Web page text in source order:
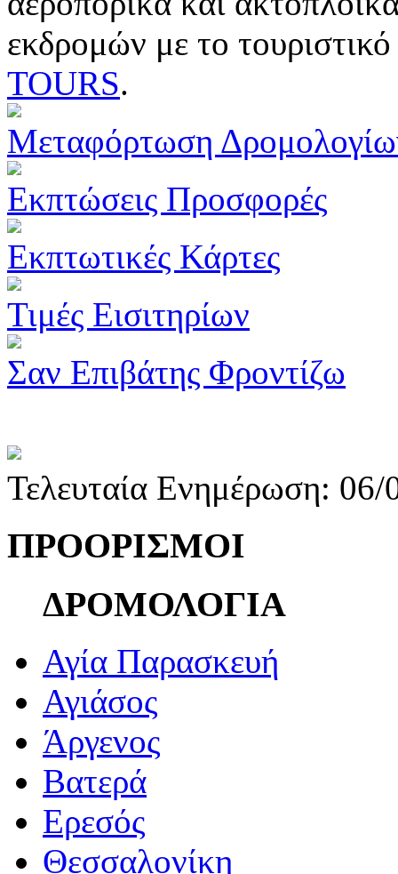
εκδρομών με το
TOURS.
Μεταφόρτωση
Εκπτώσεις Προσφορές
Εκπτωτικές Κάρτες
Τιμές Εισιτηρίων
Σαν Επιβάτης Φροντίζω
Τελευταία Ενημέρωση:
ΠΡΟΟΡΙΣΜΟΙ
ΔΡΟΜΟΛΟΓΙΑ
Αγία Παρασκευή
Αγιάσος
Άργενος
Βατερά
Ερεσός
Θεσσαλονίκη